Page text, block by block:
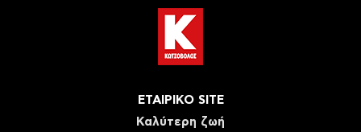
ΕΤΑΙΡΙΚΟ SITE
Καλύτερη ζωή